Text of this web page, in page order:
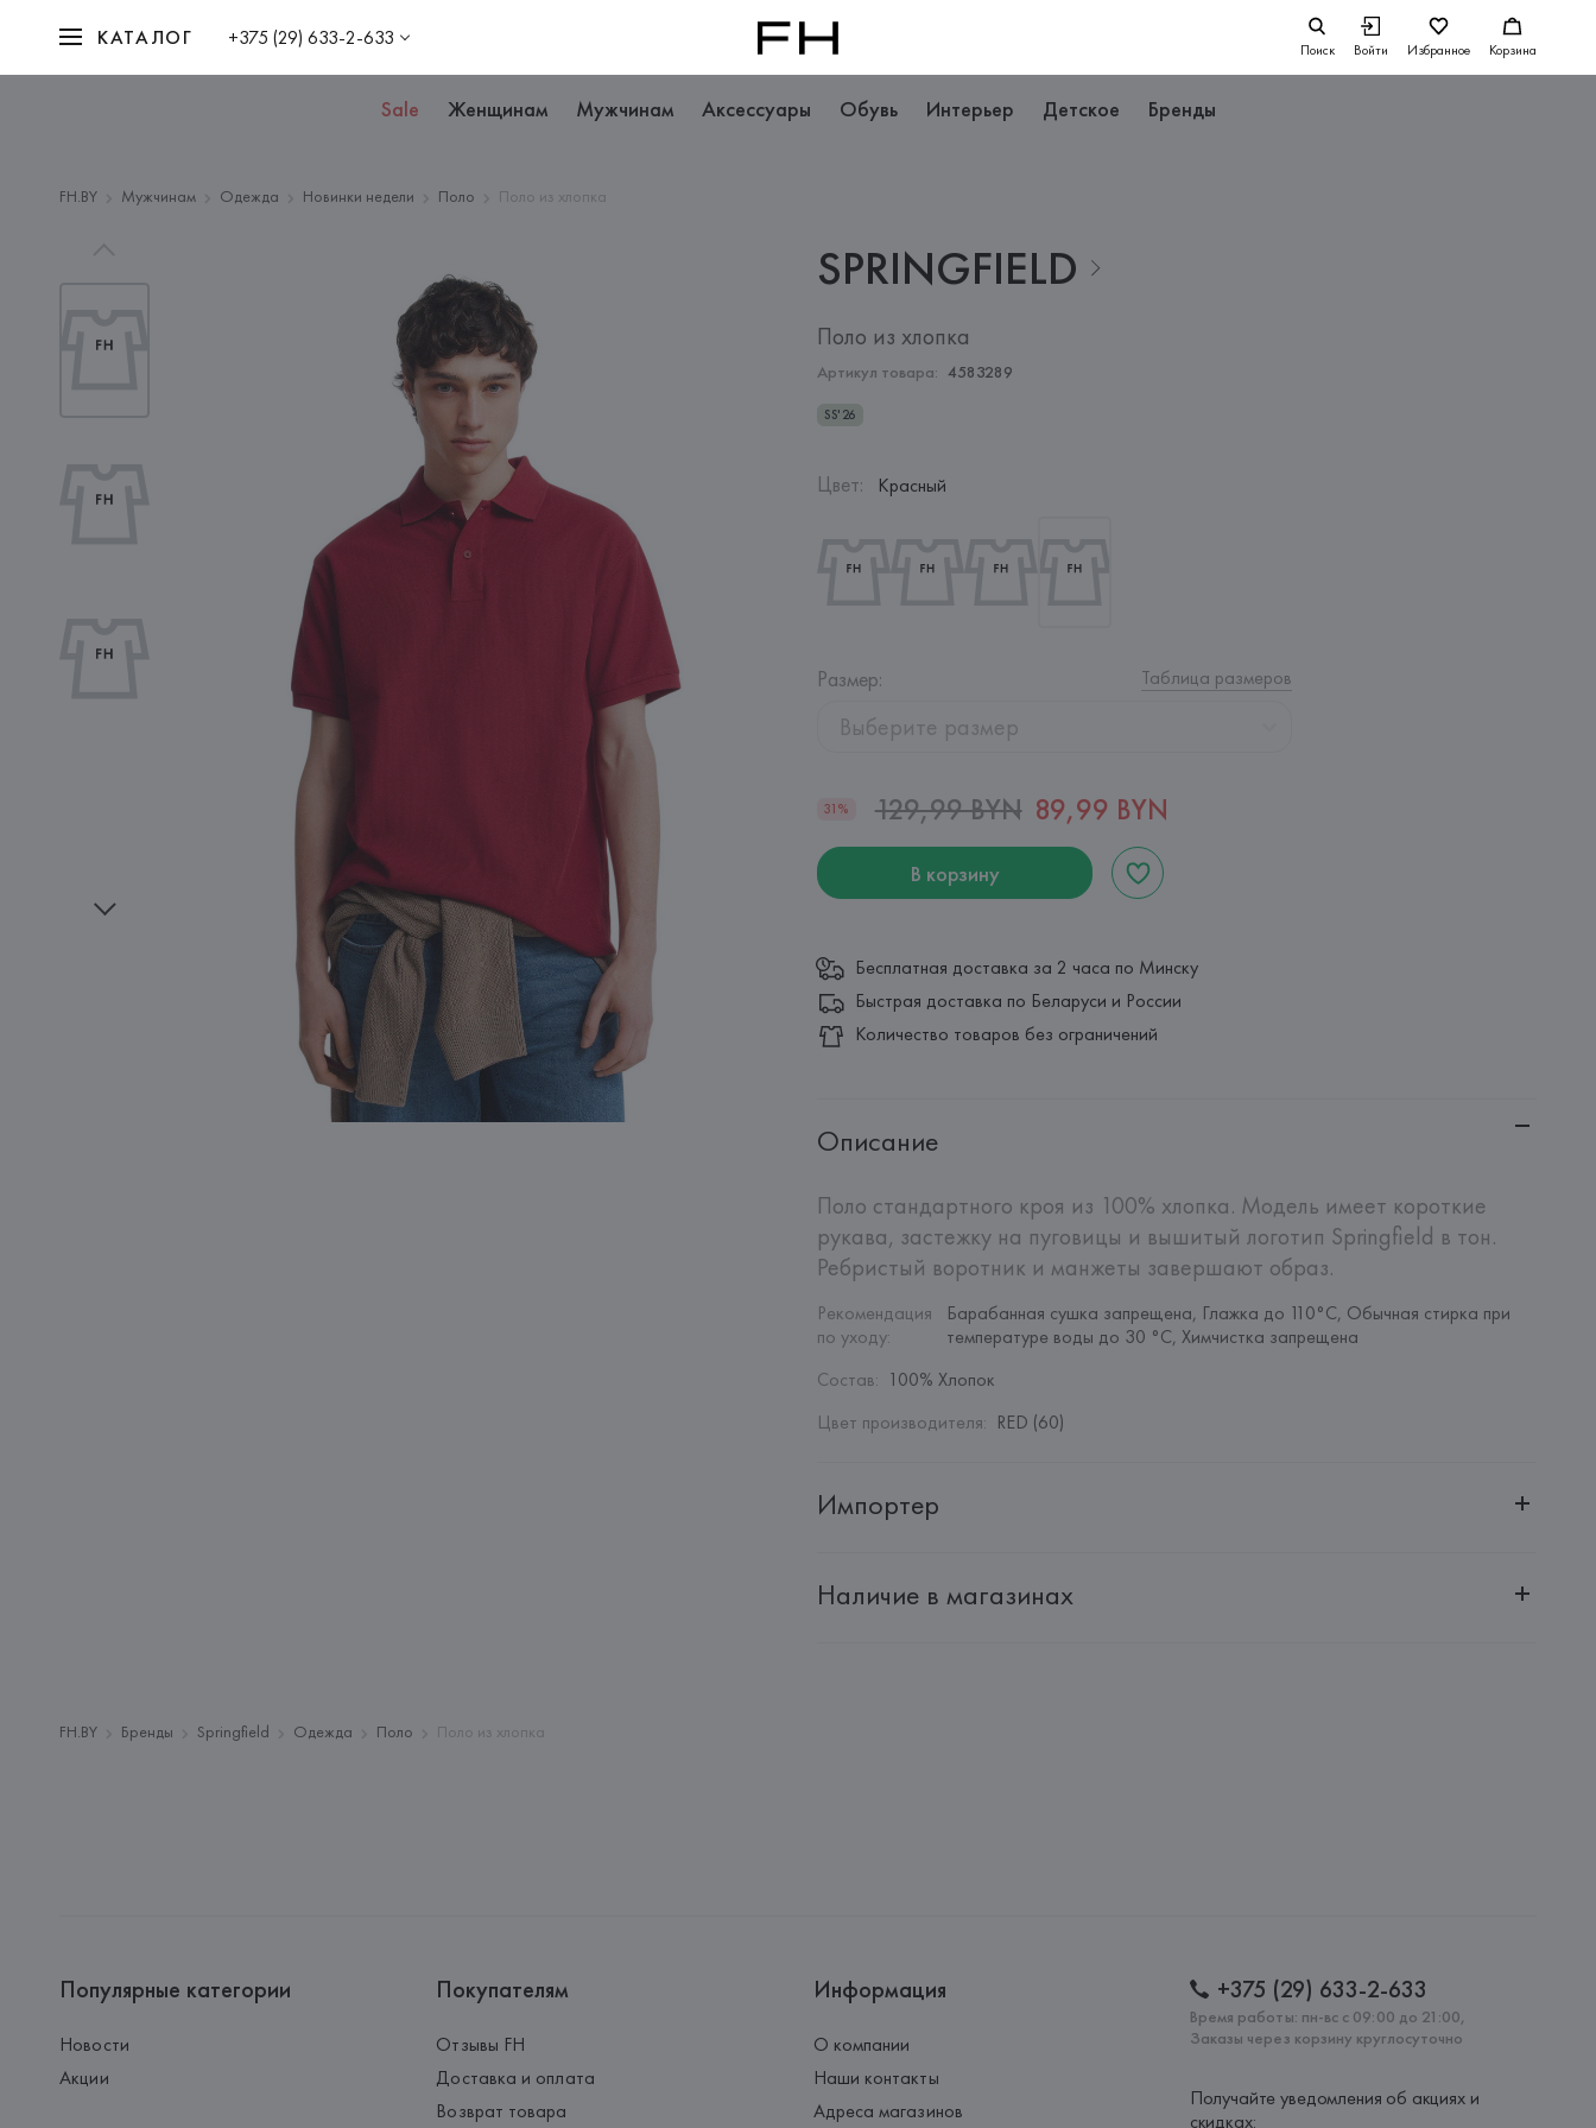
КАТАЛОГ +375 (29) 633-2-633 Поиск Войти Избранное Корзина
Sale Женщинам Мужчинам Аксессуары Обувь Интерьер Детское Бренды
FH.BY Мужчинам Одежда Новинки недели Поло Поло из хлопка
SPRINGFIELD
Поло из хлопка
Артикул товара: 4583289
SS'26
Цвет: Красный
Размер: Таблица размеров
Выберите размер
31% 129,99 BYN 89,99 BYN
В корзину
Бесплатная доставка за 2 часа по Минску
Быстрая доставка по Беларуси и России
Количество товаров без ограничений
Описание
Поло стандартного кроя из 100% хлопка. Модель имеет короткие
рукава, застежку на пуговицы и вышитый логотип Springfield в тон.
Ребристый воротник и манжеты завершают образ.
Рекомендация
по уходу:
Барабанная сушка запрещена, Глажка до 110°C, Обычная стирка при
температуре воды до 30 °C, Химчистка запрещена
Состав: 100% Хлопок
Цвет производителя: RED (60)
Импортер
Адрес: Республика Беларусь, 220030, г. Минск, ул. Немига, 5, пом. 39
Наличие в магазинах
FH.BY Бренды Springfield Одежда Поло Поло из хлопка
Популярные категории
Новости
Акции
Покупателям
Отзывы FH
Доставка и оплата
Возврат товара
Информация
О компании
Наши контакты
Адреса магазинов
+375 (29) 633-2-633
Время работы: пн-вс с 09:00 до 21:00,
Заказы через корзину круглосуточно
Получайте уведомления об акциях и
скидках: